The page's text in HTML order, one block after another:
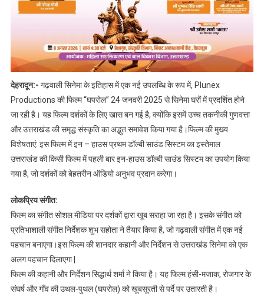
देहरादून:- गढ़वाली सिनेमा के इतिहास में एक नई उपलब्धि के रूप में, Plunex
Productions की फिल्म “घपरोल” 24 जनवरी 2025 से सिनेमा घरों में प्रदर्शित होने
जा रही है। यह फिल्म दर्शकों के लिए खास बन गई है, क्योंकि इसमें उच्च तकनीकी गुणवत्ता
और उत्तराखंड की समृद्ध संस्कृति का अद्भुत समावेश किया गया है।फिल्म की मुख्य
विशेषताएं: इस फिल्म में इन – हाउस प्रथम डॉल्बी साउंड सिस्टम का इस्तेमाल
उत्तराखंड की किसी फिल्म में पहली बार इन-हाउस डॉल्बी साउंड सिस्टम का उपयोग किया
गया है, जो दर्शकों को बेहतरीन ऑडियो अनुभव प्रदान करेगा।
लोकप्रिय संगीत:
फिल्म का संगीत सोशल मीडिया पर दर्शकों द्वारा खूब सराहा जा रहा है। इसके संगीत को
प्रतिभाशाली संगीत निर्देशक शुभ सहोता ने तैयार किया है, जो गढ़वाली संगीत में एक नई
पहचान बनाएगा।इस फिल्म की शानदार कहानी और निर्देशन से उत्तराखंड सिनेमा को एक
अलग पहचान दिलाएगा |
फिल्म की कहानी और निर्देशन सिद्धार्थ शर्मा ने किया है। यह फिल्म हंसी-मजाक, रोजगार के
संघर्ष और गाँव की उथल-पुथल (घपरोल) को खूबसूरती से पर्दे पर उतारती है।